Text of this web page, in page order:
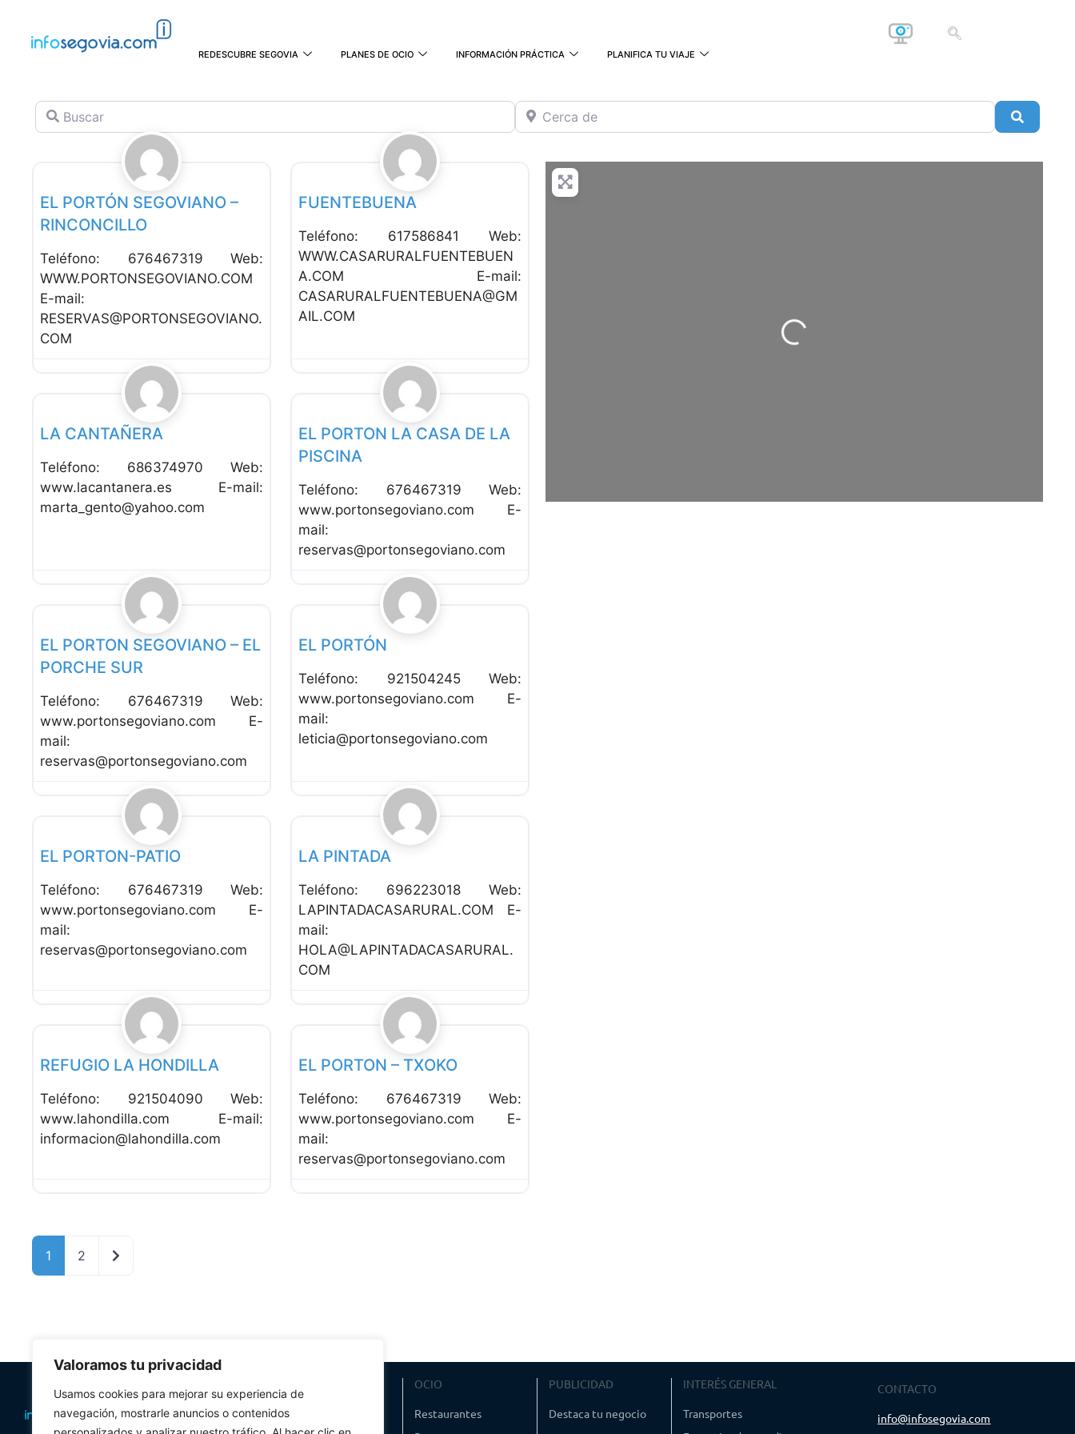
Valoramos tu privacidad
Usamos cookies para mejorar su experiencia de
navegación, mostrarle anuncios o contenidos
REDESCUBRE SEGOVIA PLANES DE OCIO INFORMACIÓN PRÁCTICA PLANIFICA TU VIAJE
Buscar Cerca de Buscar
Alojamiento Rural
EL PORTÓN SEGOVIANO –
RINCONCILLO
Teléfono: 676467319 Web:
WWW.PORTONSEGOVIANO.COM
E-mail:
RESERVAS@PORTONSEGOVIANO.
COM
Alojamiento Rural
FUENTEBUENA
Teléfono: 617586841 Web:
WWW.CASARURALFUENTEBUEN
A.COM E-mail:
CASARURALFUENTEBUENA@GM
AIL.COM
Alojamiento Rural
LA CANTAÑERA
Teléfono: 686374970 Web:
www.lacantanera.es E-mail:
marta_gento@yahoo.com
Alojamiento Rural
EL PORTON LA CASA DE LA
PISCINA
Teléfono: 676467319 Web:
www.portonsegoviano.com E-
mail:
reservas@portonsegoviano.com
Alojamiento Rural
EL PORTON SEGOVIANO – EL
PORCHE SUR
Teléfono: 676467319 Web:
www.portonsegoviano.com E-
mail:
reservas@portonsegoviano.com
Alojamiento Rural
EL PORTÓN
Teléfono: 921504245 Web:
www.portonsegoviano.com E-
mail:
leticia@portonsegoviano.com
Alojamiento Rural
EL PORTON-PATIO
Teléfono: 676467319 Web:
www.portonsegoviano.com E-
mail:
reservas@portonsegoviano.com
Alojamiento Rural
LA PINTADA
Teléfono: 696223018 Web:
LAPINTADACASARURAL.COM E-
mail:
HOLA@LAPINTADACASARURAL.
COM
Alojamiento Rural
REFUGIO LA HONDILLA
Teléfono: 921504090 Web:
www.lahondilla.com E-mail:
informacion@lahondilla.com
Alojamiento Rural
EL PORTON – TXOKO
Teléfono: 676467319 Web:
www.portonsegoviano.com E-
mail:
reservas@portonsegoviano.com
1 2 Entradas anteriores
Cargando…
Oficinas de turismo
OCIO
Restaurantes
PUBLICIDAD
Destaca tu negocio
INTERÉS GENERAL
Transportes
CONTACTO
info@infosegovia.com